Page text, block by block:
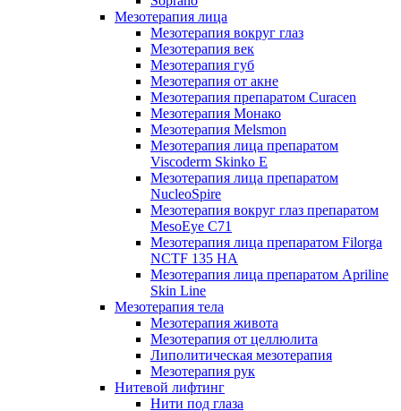
Мезотерапия лица
Мезотерапия вокруг глаз
Мезотерапия век
Мезотерапия губ
Мезотерапия от акне
Мезотерапия препаратом Curacen
Мезотерапия Монако
Мезотерапия Melsmon
Мезотерапия лица препаратом
Viscoderm Skinko E
Мезотерапия лица препаратом
NucleoSpire
Мезотерапия вокруг глаз препаратом
MesoEye С71
Мезотерапия лица препаратом Filorga
NCTF 135 HA
Мезотерапия лица препаратом Apriline
Skin Line
Мезотерапия тела
Мезотерапия живота
Мезотерапия от целлюлита
Липолитическая мезотерапия
Мезотерапия рук
Нитевой лифтинг
Нити под глаза